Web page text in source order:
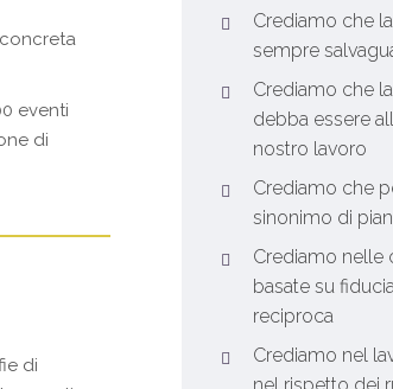
eventi
di
di
Crediamo che
sempre
Crediamo che
debba essere
nostro lavoro
Crediamo che
sinonimo di
Crediamo nelle
basate su
reciproca
Crediamo nel